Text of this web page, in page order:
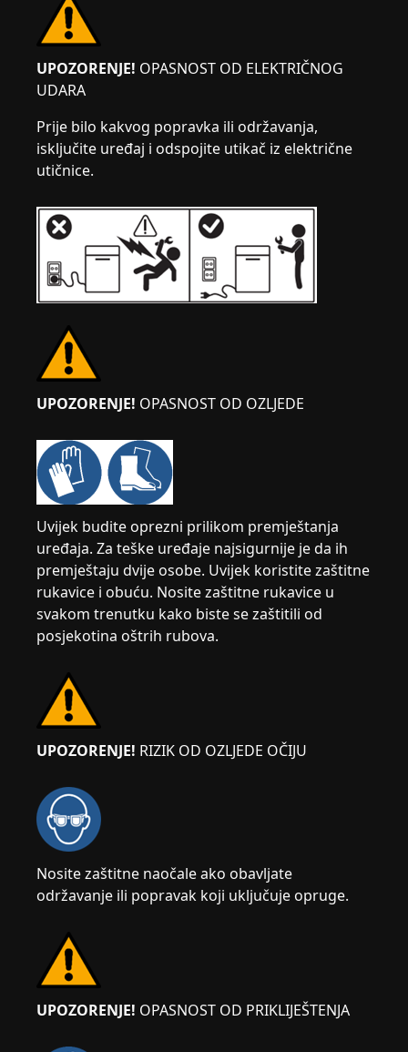
UPOZORENJE! OPASNOST OD ELEKTRIČNOG
UDARA
Prije bilo kakvog popravka ili održavanja,
isključite uređaj i odspojite utikač iz električne
utičnice.
UPOZORENJE! OPASNOST OD OZLJEDE
Uvijek budite oprezni prilikom premještanja
uređaja. Za teške uređaje najsigurnije je da ih
premještaju dvije osobe. Uvijek koristite zaštitne
rukavice i obuću. Nosite zaštitne rukavice u
svakom trenutku kako biste se zaštitili od
posjekotina oštrih rubova.
UPOZORENJE! RIZIK OD OZLJEDE OČIJU
Nosite zaštitne naočale ako obavljate
održavanje ili popravak koji uključuje opruge.
UPOZORENJE! OPASNOST OD PRIKLIJEŠTENJA